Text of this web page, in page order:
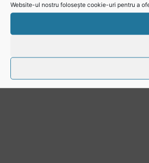
Website-ul nostru folosește cookie-uri pentru a